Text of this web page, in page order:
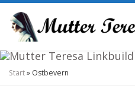
Skip
main
content
Start» Ostbevern